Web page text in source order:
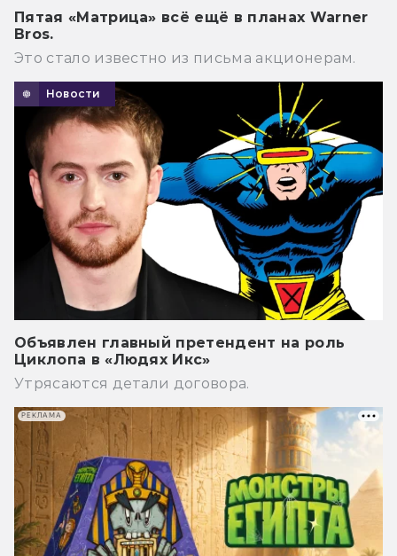
Пятая «Матрица» всё ещё в планах Warner
Bros.
Это стало известно из письма акционерам.
Новости
Объявлен главный претендент на роль
Циклопа в «Людях Икс»
Утрясаются детали договора.
РЕКЛАМА